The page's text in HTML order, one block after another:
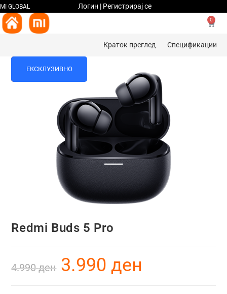
MI GLOBAL Логин | Регистрирај се
0
Краток преглед Спецификации
%ЕКСКЛУЗИВНО
Redmi Buds 5 Pro
4.990ден 3.990ден